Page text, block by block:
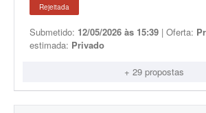
Rejeitada
Submetido: 12/05/2026 às 15:39 | Oferta:
estimada: Privado
+ 29 propostas